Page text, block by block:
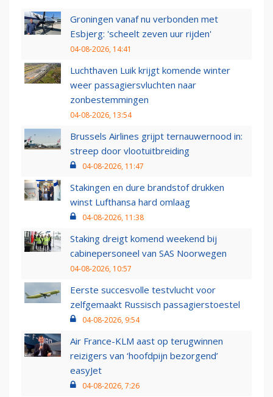
Groningen vanaf nu verbonden met
Esbjerg: 'scheelt zeven uur rijden'
04-08-2026, 14:41
Luchthaven Luik krijgt komende winter
weer passagiersvluchten naar
zonbestemmingen
04-08-2026, 13:54
Brussels Airlines grijpt ternauwernood in:
streep door vlootuitbreiding
04-08-2026, 11:47
Stakingen en dure brandstof drukken
winst Lufthansa hard omlaag
04-08-2026, 11:38
Staking dreigt komend weekend bij
cabinepersoneel van SAS Noorwegen
04-08-2026, 10:57
Eerste succesvolle testvlucht voor
zelfgemaakt Russisch passagierstoestel
04-08-2026, 9:54
Air France-KLM aast op terugwinnen
reizigers van ‘hoofdpijn bezorgend’
easyJet
04-08-2026, 7:26